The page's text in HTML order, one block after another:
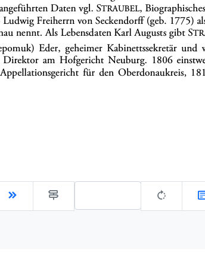
Gehe zu Seite: